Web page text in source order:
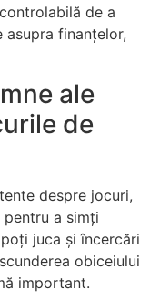
de a
asupra finanțelor,
ale
de
despre jocuri,
a simți
juca și încercări
obiceiului
important.